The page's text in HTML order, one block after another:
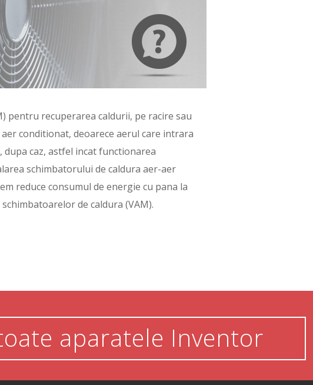
pentru recuperarea caldurii, pe racire sau
conditionat, deoarece aerul care intrara
caz, astfel incat functionarea
schimbatorului de caldura aer-aer
reduce consumul de energie cu pana la
de caldura (VAM).
aparatele Inventor